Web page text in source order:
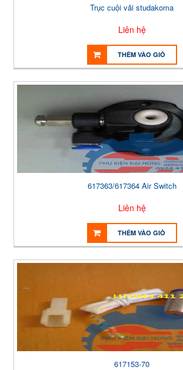
Trục cuội vải studakoma
Liên hệ
THÊM VÀO GIỎ
617363/617364 Air Switch
Liên hệ
THÊM VÀO GIỎ
617153-70